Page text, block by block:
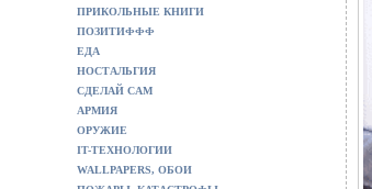
ПРИКОЛЬНЫЕ КНИГИ
ПОЗИТИФФФ
ЕДА
НОСТАЛЬГИЯ
СДЕЛАЙ САМ
АРМИЯ
ОРУЖИЕ
IT-ТЕХНОЛОГИИ
WALLPAPERS, ОБОИ